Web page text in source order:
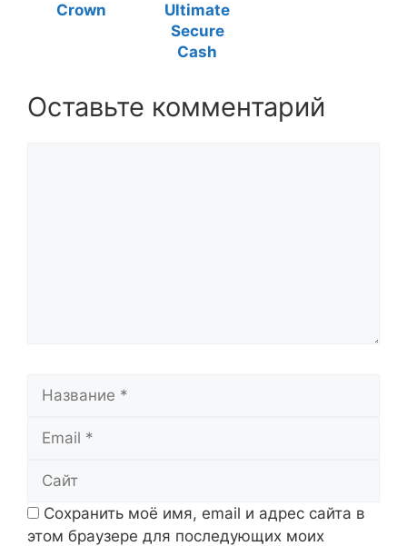
Crown
Ultimate
Secure
Cash
Оставьте комментарий
Сохранить моё имя, email и адрес сайта в
этом браузере для последующих моих